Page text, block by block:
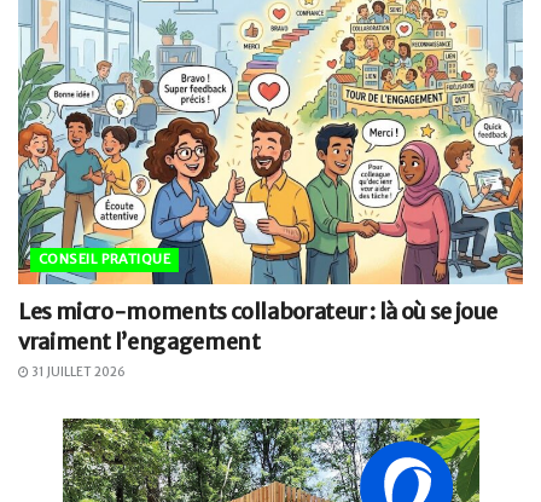
CONSEIL PRATIQUE
Les micro-moments collaborateur : là où se joue
vraiment l’engagement
31 JUILLET 2026